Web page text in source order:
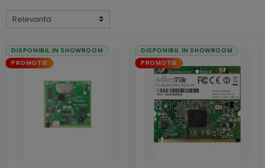
DISPONIBIL IN SHOWROOM
PROMOTIE
DISPONIBIL IN SHOWROOM
PROMOTIE